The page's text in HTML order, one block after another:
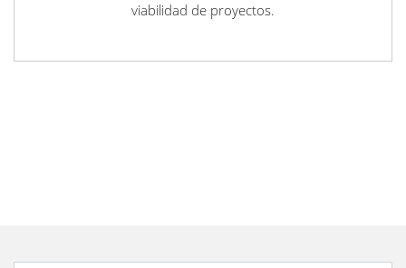
viabilidad de proyectos.